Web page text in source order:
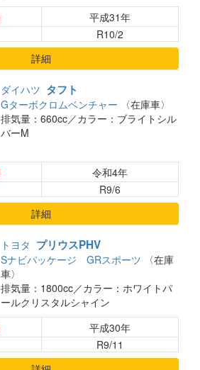
平成31年
R10/2
詳細
ダイハツ タフト
Gターボクロムベンチャー
〈在庫車〉
排気量：660cc／カラー：ブライトシル
バーM
令和4年
R9/6
詳細
トヨタ プリウスPHV
Sナビパッケージ GRスポーツ
〈在庫
車〉
排気量：1800cc／カラー：ホワイトパ
ールクリスタルシャイン
平成30年
R9/11